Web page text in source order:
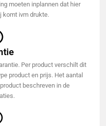
moeten inplannen dat hier
komt ivm drukte.
Per product verschilt dit
product en prijs. Het aantal
beschreven in de